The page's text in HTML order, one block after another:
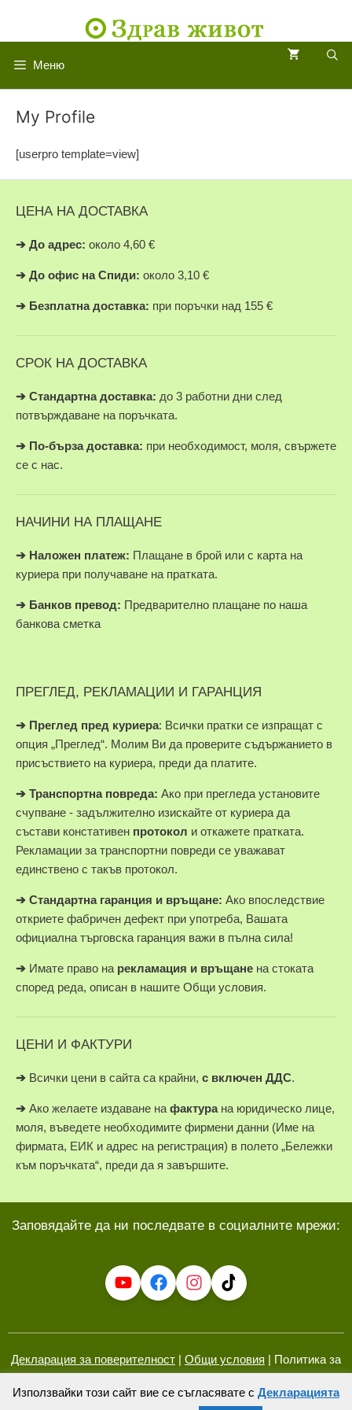
Меню
My Profile
[userpro template=view]
ЦЕНА НА ДОСТАВКА
➔ До адрес: около 4,60 €
➔ До офис на Спиди: около 3,10 €
➔ Безплатна доставка: при поръчки над 155 €
СРОК НА ДОСТАВКА
➔ Стандартна доставка: до 3 работни дни след
потвърждаване на поръчката.
➔ По-бърза доставка: при необходимост, моля, свържете
се с нас.
НАЧИНИ НА ПЛАЩАНЕ
➔ Наложен платеж: Плащане в брой или с карта на
куриера при получаване на пратката.
➔ Банков превод: Предварително плащане по наша
банкова сметка
ПРЕГЛЕД, РЕКЛАМАЦИИ И ГАРАНЦИЯ
➔ Преглед пред куриера: Всички пратки се изпращат с
опция „Преглед“. Молим Ви да проверите съдържанието в
присъствието на куриера, преди да платите.
➔ Транспортна повреда: Ако при прегледа установите
счупване - задължително изискайте от куриера да
състави констативен протокол и откажете пратката.
Рекламации за транспортни повреди се уважават
единствено с такъв протокол.
➔ Стандартна гаранция и връщане: Ако впоследствие
откриете фабричен дефект при употреба, Вашата
официална търговска гаранция важи в пълна сила!
➔ Имате право на рекламация и връщане на стоката
според реда, описан в нашите Общи условия.
ЦЕНИ И ФАКТУРИ
➔ Всички цени в сайта са крайни, с включен ДДС.
➔ Ако желаете издаване на фактура на юридическо лице,
моля, въведете необходимите фирмени данни (Име на
фирмата, ЕИК и адрес на регистрация) в полето „Бележки
към поръчката“, преди да я завършите.
Заповядайте да ни последвате в социалните мрежи:
Декларация за поверителност | Общи условия | Политика за
Използвайки този сайт вие се съгласявате с Декларацията